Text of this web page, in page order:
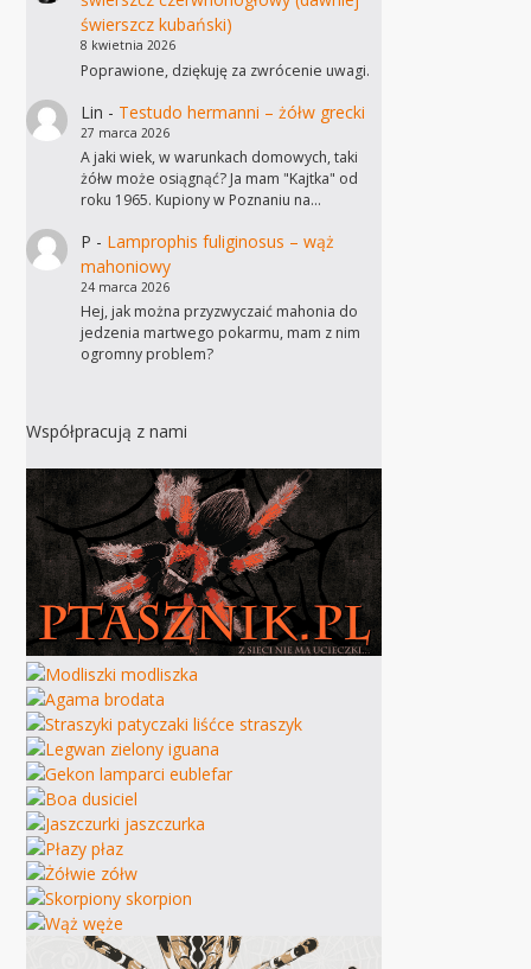
świerszcz kubański)
8 kwietnia 2026
Poprawione, dziękuję za zwrócenie uwagi.
Lin - Testudo hermanni – żółw grecki
27 marca 2026
A jaki wiek, w warunkach domowych, taki
żółw może osiągnąć? Ja mam "Kajtka" od
roku 1965. Kupiony w Poznaniu na…
P - Lamprophis fuliginosus – wąż
mahoniowy
24 marca 2026
Hej, jak można przyzwyczaić mahonia do
jedzenia martwego pokarmu, mam z nim
ogromny problem?
Współpracują z nami